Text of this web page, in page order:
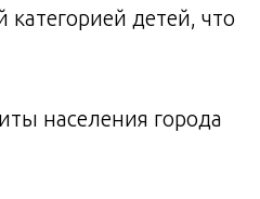
детей, что
населения города